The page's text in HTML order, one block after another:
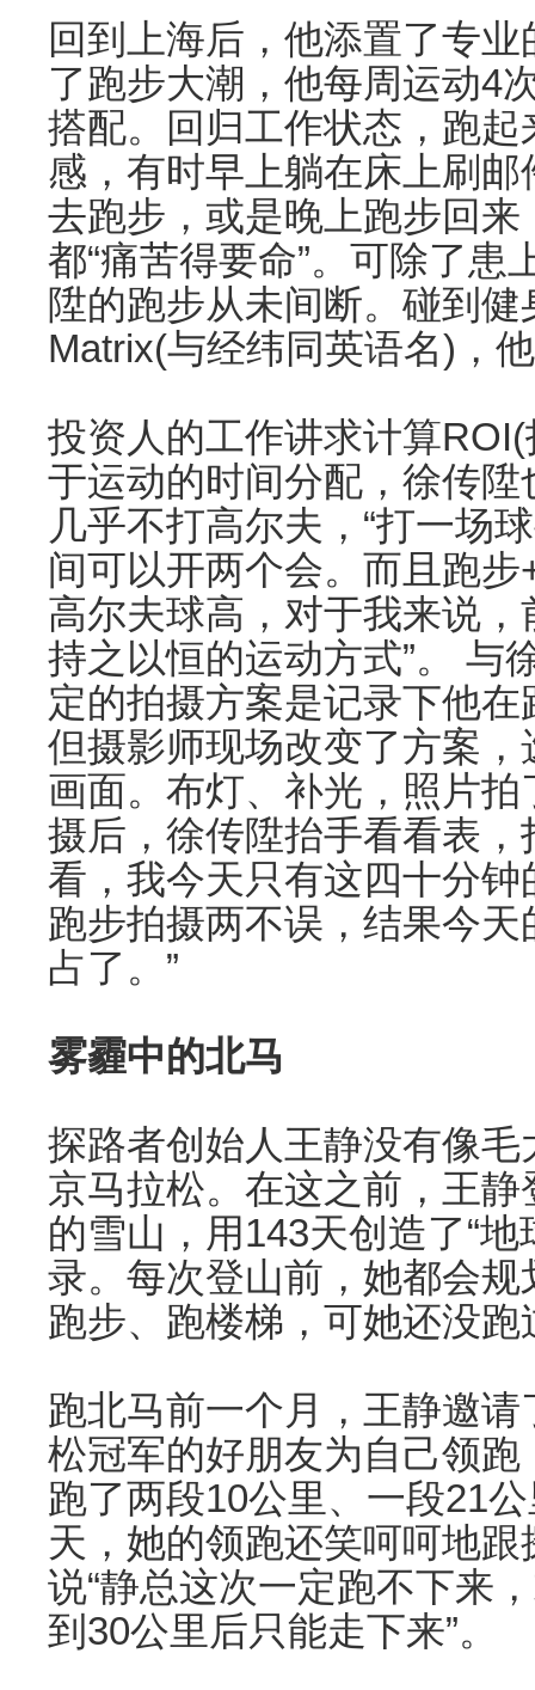
回到上海后，他添置了专
了跑步大潮，他每周运动4
搭配。回归工作状态，跑起
感，有时早上躺在床上刷
去跑步，或是晚上跑步回
都“痛苦得要命”。可除了患
陞的跑步从未间断。碰到
Matrix(与经纬同英语名)，
投资人的工作讲求计算
于运动的时间分配，徐传
几乎不打高尔夫，“打一场
间可以开两个会。而且跑
高尔夫球高，对于我来说
持之以恒的运动方式”。 与
定的拍摄方案是记录下他
但摄影师现场改变了方案
画面。布灯、补光，照片
摄后，徐传陞抬手看看表，
看，我今天只有这四十分
跑步拍摄两不误，结果今
占了。”
雾霾中的北马
探路者创始人王静没有像
京马拉松。在这之前，王
的雪山，用143天创造了“
录。每次登山前，她都会
跑步、跑楼梯，可她还没
跑北马前一个月，王静邀
松冠军的好朋友为自己领
跑了两段10公里、一段21
天，她的领跑还笑呵呵地
说“静总这次一定跑不下来
到30公里后只能走下来”。